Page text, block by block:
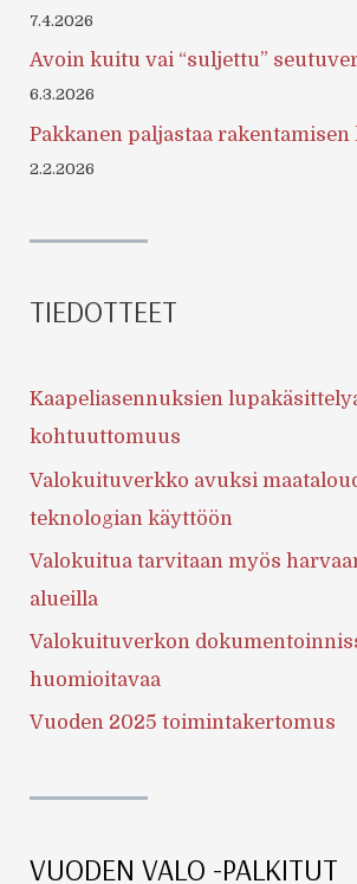
7.4.2026
Avoin kuitu vai “suljettu”
6.3.2026
Pakkanen paljastaa rakentamisen
2.2.2026
TIEDOTTEET
Kaapeliasennuksien
kohtuuttomuus
Valokuituverkko avuksi
teknologian käyttöön
Valokuitua tarvitaan myös
alueilla
Valokuituverkon
huomioitavaa
Vuoden 2025 toimintakertomus
VUODEN VALO -PALKITUT